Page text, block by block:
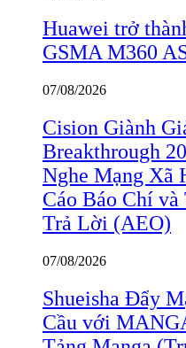
Huawei trở
GSMA M360
07/08/2026
Cision Giành
Breakthrough
Nghe Mạng Xã
Cáo Báo Chí
Trả Lời (AEO)
07/08/2026
Shueisha Đẩy
Cầu với